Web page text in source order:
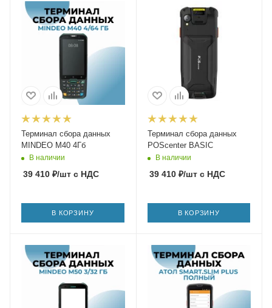
Терминал сбора данных
MINDEO M40 4Гб
В наличии
39 410 ₽/шт с НДС
В КОРЗИНУ
Терминал сбора данных
POScenter BASIC
В наличии
39 410₽/штс НДС
В КОРЗИНУ